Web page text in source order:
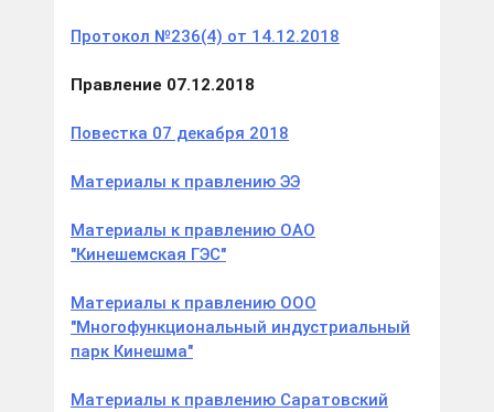
Протокол №236(4) от 14.12.2018
Правление 07.12.2018
Повестка 07 декабря 2018
Материалы к правлению ЭЭ
Материалы к правлению ОАО
"Кинешемская ГЭС"
Материалы к правлению ООО
"Многофункциональный индустриальный
парк Кинешма"
Материалы к правлению Саратовский